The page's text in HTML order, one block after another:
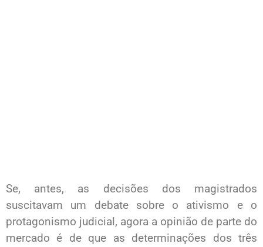
Se, antes, as decisões dos magistrados
suscitavam um debate sobre o ativismo e o
protagonismo judicial, agora a opinião de parte do
mercado é de que as determinações dos três